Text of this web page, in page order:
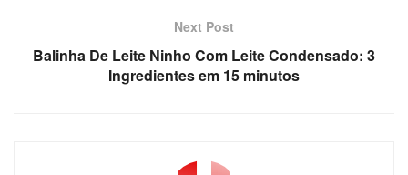
Next Post
Balinha De Leite Ninho Com Leite Condensado: 3
Ingredientes em 15 minutos